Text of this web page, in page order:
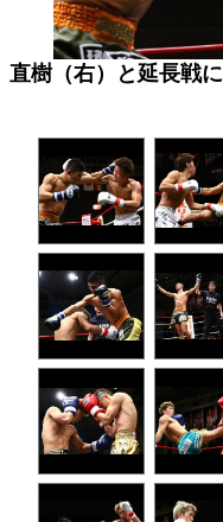
直樹（右）と延長戦